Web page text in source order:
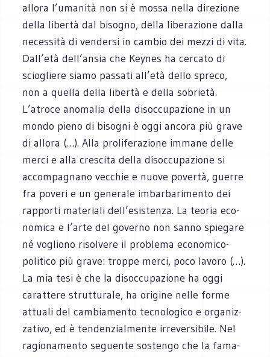
allora l’umanità non si è mossa nella dire­zione
della libertà dal biso­gno, della libe­ra­zione dalla
neces­sità di ven­dersi in cam­bio dei mezzi di vita.
Dall’età dell’ansia che Key­nes ha cer­cato di
scio­gliere siamo pas­sati all’età dello spreco,
non a quella della libertà e della sobrietà.
L’atroce ano­ma­lia della disoc­cu­pa­zione in un
mondo pieno di biso­gni è oggi ancora più grave
di allora (…). Alla pro­li­fe­ra­zione immane delle
merci e alla cre­scita della disoc­cu­pa­zione si
accom­pa­gnano vec­chie e nuove povertà, guerre
fra poveri e un gene­rale imbar­ba­ri­mento dei
rap­porti mate­riali dell’esistenza. La teo­ria eco­
no­mica e l’arte del governo non sanno spie­gare
né vogliono risol­vere il pro­blema economico-
politico più grave: troppe merci, poco lavoro (…).
La mia tesi è che la disoc­cu­pa­zione ha oggi
carat­tere strut­tu­rale, ha ori­gine nelle forme
attuali del cam­bia­mento tec­no­lo­gico e orga­niz­
za­tivo, ed è ten­den­zial­mente irre­ver­si­bile. Nel
ragio­na­mento seguente sostengo che la fama­